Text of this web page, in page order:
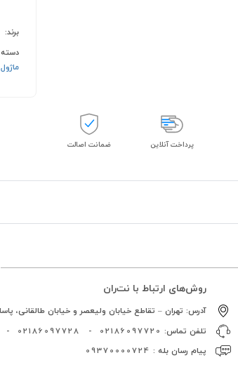
پرداخت آنلاین ضمانت اصالت
برند:
ماژول
روش‌های ارتباط با نت‌ران
آدرس: تهران – تقاطع خیابان ولیعصر و خیابان طالقانی،
تلفن تماس: 02186097720
-
02186097728
-
پیام رسان بله : 09370000724